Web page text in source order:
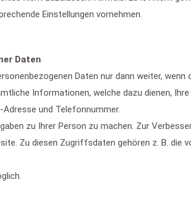
Einstellungen vornehmen.
Daten
Daten nur dann weiter,
Informationen, welche dazu dienen,
und Telefonnummer.
zu Ihrer Person zu machen. Zur
Zu diesen Zugriffsdaten gehören z. B. die